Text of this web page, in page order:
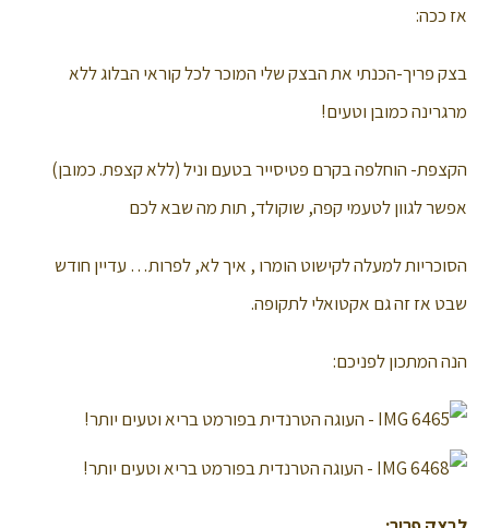
אז ככה:
בצק פריך-הכנתי את הבצק שלי המוכר לכל קוראי הבלוג ללא
מרגרינה כמובן וטעים!
הקצפת- הוחלפה בקרם פטיסייר בטעם וניל (ללא קצפת. כמובן)
אפשר לגוון לטעמי קפה, שוקולד, תות מה שבא לכם
הסוכריות למעלה לקישוט הומרו , איך לא, לפרות… עדיין חודש
שבט אז זה גם אקטואלי לתקופה.
הנה המתכון לפניכם: